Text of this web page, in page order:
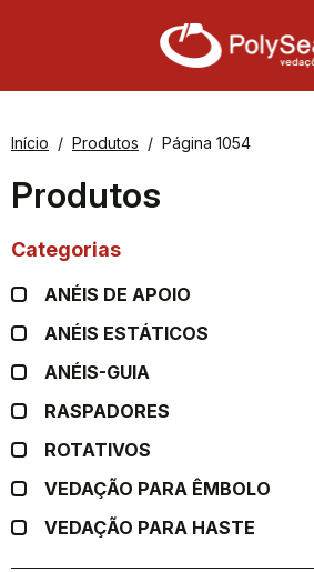
Início Produtos Página 1054
Produtos
Categorias
ANÉIS DE APOIO
ANÉIS ESTÁTICOS
ANÉIS-GUIA
RASPADORES
ROTATIVOS
VEDAÇÃO PARA ÊMBOLO
VEDAÇÃO PARA HASTE